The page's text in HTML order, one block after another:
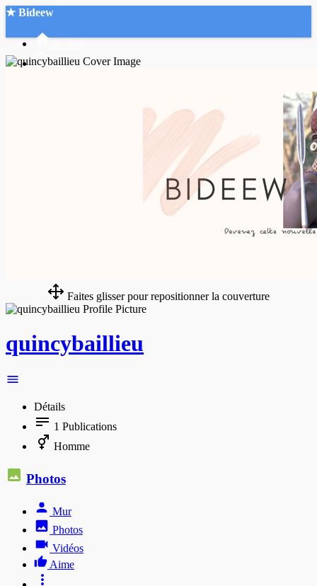
★ Bideew
Faites glisser pour repositionner la couverture
quincybaillieu
Détails
1 Publications
Homme
Photos
Mur
Photos
Vidéos
Aime